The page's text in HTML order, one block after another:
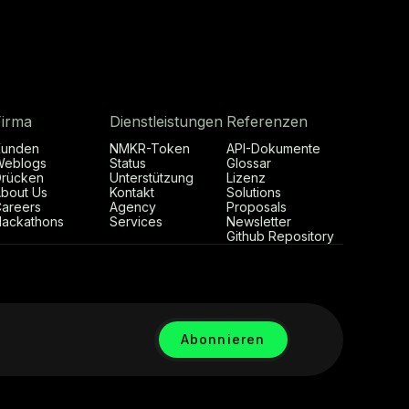
Us
Dienstleistungen
NMKR-Token
Status
Unterstützung
Kontakt
Agency
Services
Referenzen
API-Dokumente
Glossar
Lizenz
Solutions
Proposals
Newsletter
Github Repository